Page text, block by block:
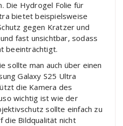
Die Hydrogel Folie für
bietet beispielsweise
gegen Kratzer und
fast unsichtbar, sodass
beeinträchtigt.
sollte man auch über einen
Galaxy S25 Ultra
die Kamera des
wichtig ist wie der
sollte einfach zu
die Bildqualität nicht